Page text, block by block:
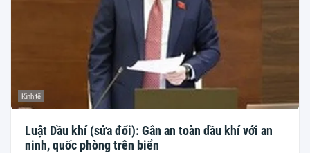
Kinh tế
Luật Dầu khí (sửa đổi): Gắn an toàn dầu khí với an
ninh, quốc phòng trên biển